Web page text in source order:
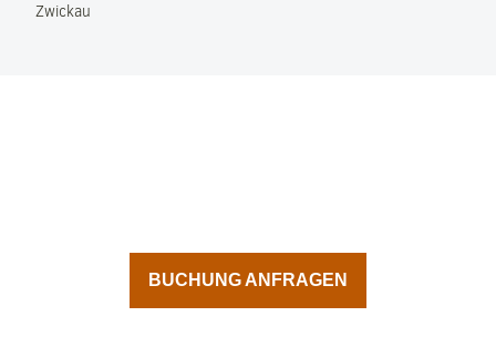
Zwickau
BUCHUNG ANFRAGEN